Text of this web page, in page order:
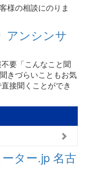
様の相談にのりま
要「こんなこと聞
きづらいこともお気
接聞くことができ